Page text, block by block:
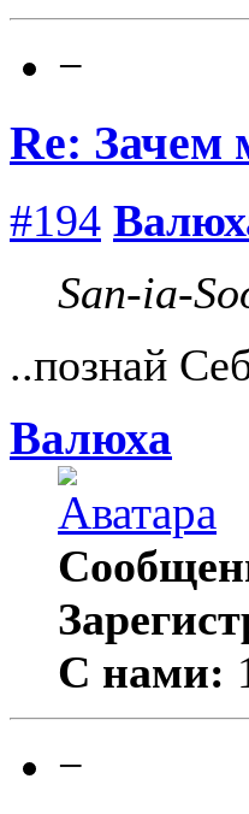
−
Re: Зачем
#194
San-ia-
..познай
Валюха
С нами:
−